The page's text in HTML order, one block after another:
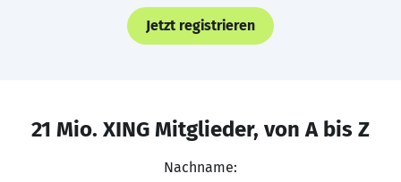
Jetzt registrieren
21 Mio. XING Mitglieder, von A bis Z
Nachname: